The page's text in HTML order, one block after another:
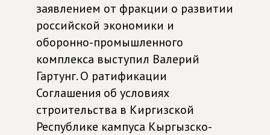
заявлением от фракции о развитии
российской экономики и
оборонно-промышленного
комплекса выступил Валерий
Гартунг. О ратификации
Соглашения об условиях
строительства в Киргизской
Республике кампуса Кыргызско-